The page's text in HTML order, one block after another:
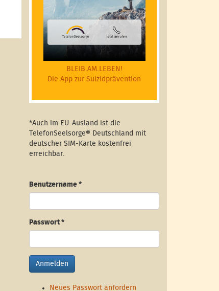
BLEIB.AM.LEBEN!
Die App zur Suizidprävention
*Auch im EU-Ausland ist die
TelefonSeelsorge® Deutschland mit
deutscher SIM-Karte kostenfrei
erreichbar.
Benutzername *
Passwort*
Anmelden
Neues Passwort anfordern